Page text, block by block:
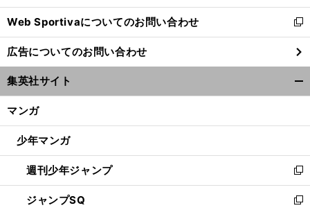
開
く
Web Sportivaについてのお問い合わせ
新
し
い
ウ
ィ
ン
ウ
開
く
広告についてのお問い合わせ
集英社サイト
マンガ
少年マンガ
週刊少年ジャンプ
新
し
い
ジャンプSQ
新